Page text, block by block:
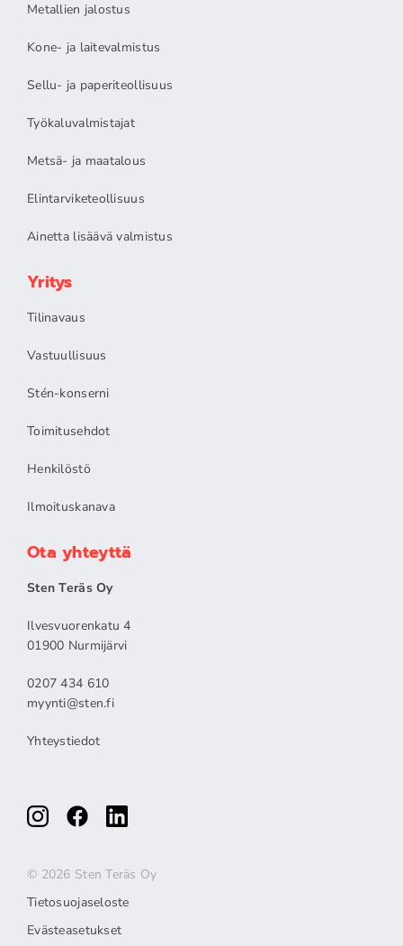
Metallien jalostus
Kone- ja laitevalmistus
Sellu- ja paperiteollisuus
Työkaluvalmistajat
Metsä- ja maatalous
Elintarviketeollisuus
Ainetta lisäävä valmistus
Yritys
Tilinavaus
Vastuullisuus
Stén-konserni
Toimitusehdot
Henkilöstö
Ilmoituskanava
Ota yhteyttä
Sten Teräs Oy
Ilvesvuorenkatu 4
01900 Nurmijärvi
0207 434 610
myynti@sten.fi
Yhteystiedot
© 2026 Sten Teräs Oy
Tietosuojaseloste
Evästeasetukset